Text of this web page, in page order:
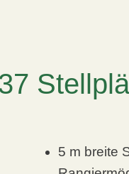
5 m breite